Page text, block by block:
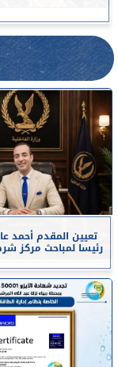
تعيين المقدم أحمد
رئيسا لمباحث مركز